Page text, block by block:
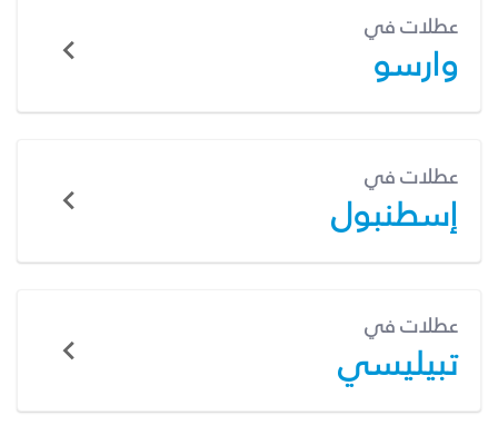
عطلات في
وارسو
عطلات في
إسطنبول
عطلات في
تبيليسي